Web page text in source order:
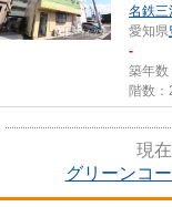
名鉄三
愛知県
-
築年数
階数：
現
グリーンコ